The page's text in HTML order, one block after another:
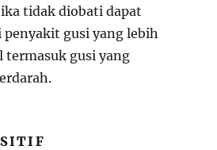
tidak diobati dapat
gusi yang lebih
termasuk gusi yang